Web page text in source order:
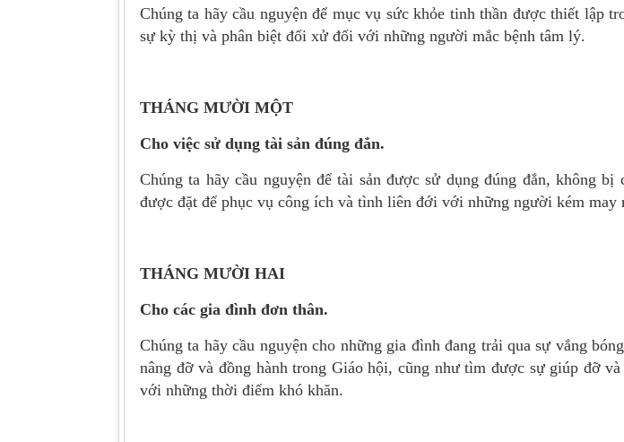
Chúng ta hãy cầu nguyện để mục vụ sức khỏe tinh thần được thiết lập
sự kỳ thị và phân biệt đối xử đối với những người mắc bệnh tâm lý.
THÁNG MƯỜI MỘT
Cho việc sử dụng tài sản đúng đắn.
Chúng ta hãy cầu nguyện để tài sản được sử dụng đúng đắn, không
được đặt để phục vụ công ích và tình liên đới với những người kém may
THÁNG MƯỜI HAI
Cho các gia đình đơn thân.
Chúng ta hãy cầu nguyện cho những gia đình đang trải qua sự vắng
nâng đỡ và đồng hành trong Giáo hội, cũng như tìm được sự giúp đỡ
với những thời điểm khó khăn.